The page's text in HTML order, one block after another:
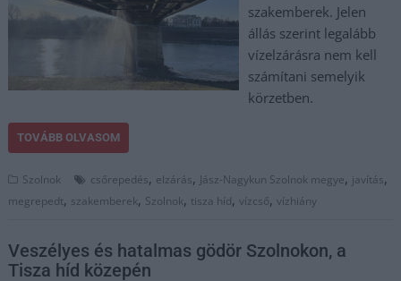
szakemberek. Jelen
állás szerint legalább
vízelzárásra nem kell
számítani semelyik
körzetben.
TOVÁBB OLVASOM
Szolnok csőrepedés, elzárás, Jász-Nagykun Szolnok megye, javítás,
megrepedt, szakemberek, Szolnok, tisza híd,vízcső,vízhiány
Veszélyes és hatalmas gödör Szolnokon, a
Tisza híd közepén